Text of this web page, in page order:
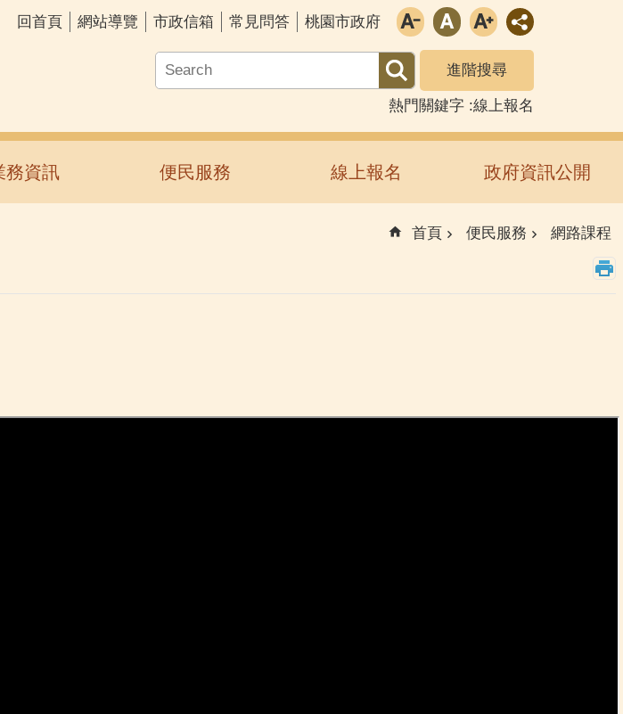
回首頁 網站導覽 市政信箱 常見問答 桃園市政府
進階搜尋
熱門關鍵字 線上報名
務資訊 便民服務 線上報名 政府資訊公開
首頁 便民服務 網路課程